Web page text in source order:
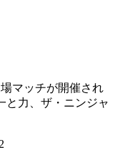
マッチが開催され
と力、ザ・ニンジャ